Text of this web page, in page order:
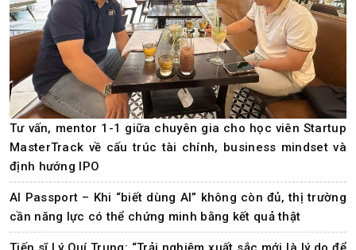
Tư vấn, mentor 1-1 giữa chuyên gia cho học viên Startup
MasterTrack về cấu trúc tài chính, business mindset và
định hướng IPO
AI Passport – Khi “biết dùng AI” không còn đủ, thị trường
cần năng lực có thể chứng minh bằng kết quả thật